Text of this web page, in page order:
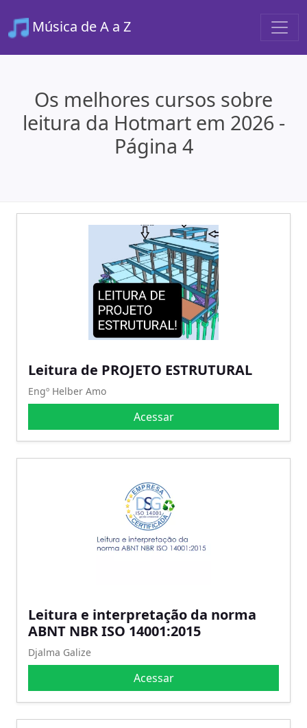
Música de A a Z
Os melhores cursos sobre
leitura da Hotmart em 2026 -
Página 4
Leitura de PROJETO ESTRUTURAL
Engº Helber Amo
Acessar
Leitura e interpretação da norma
ABNT NBR ISO 14001:2015
Djalma Galize
Acessar